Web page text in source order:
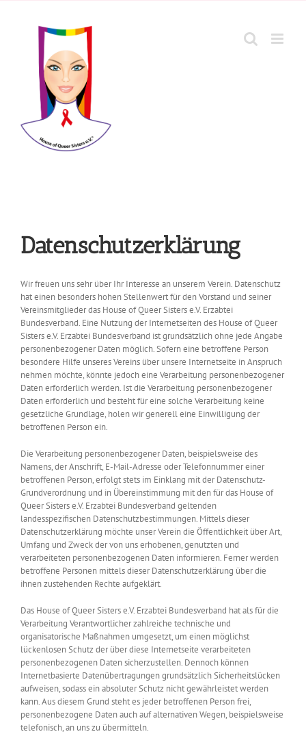
Datenschutzerklärung
Wir freuen uns sehr über Ihr Interesse an unserem Verein. Datenschutz
hat einen besonders hohen Stellenwert für den Vorstand und seiner
Vereinsmitglieder das House of Queer Sisters e.V. Erzabtei
Bundesverband. Eine Nutzung der Internetseiten des House of Queer
Sisters e.V. Erzabtei Bundesverband ist grundsätzlich ohne jede Angabe
personenbezogener Daten möglich. Sofern eine betroffene Person
besondere Hilfe unseres Vereins über unsere Internetseite in Anspruch
nehmen möchte, könnte jedoch eine Verarbeitung personenbezogener
Daten erforderlich werden. Ist die Verarbeitung personenbezogener
Daten erforderlich und besteht für eine solche Verarbeitung keine
gesetzliche Grundlage, holen wir generell eine Einwilligung der
betroffenen Person ein.
Die Verarbeitung personenbezogener Daten, beispielsweise des
Namens, der Anschrift, E-Mail-Adresse oder Telefonnummer einer
betroffenen Person, erfolgt stets im Einklang mit der Datenschutz-
Grundverordnung und in Übereinstimmung mit den für das House of
Queer Sisters e.V. Erzabtei Bundesverband geltenden
landesspezifischen Datenschutzbestimmungen. Mittels dieser
Datenschutzerklärung möchte unser Verein die Öffentlichkeit über Art,
Umfang und Zweck der von uns erhobenen, genutzten und
verarbeiteten personenbezogenen Daten informieren. Ferner werden
betroffene Personen mittels dieser Datenschutzerklärung über die
ihnen zustehenden Rechte aufgeklärt.
Das House of Queer Sisters e.V. Erzabtei Bundesverband hat als für die
Verarbeitung Verantwortlicher zahlreiche technische und
organisatorische Maßnahmen umgesetzt, um einen möglichst
lückenlosen Schutz der über diese Internetseite verarbeiteten
personenbezogenen Daten sicherzustellen. Dennoch können
Internetbasierte Datenübertragungen grundsätzlich Sicherheitslücken
aufweisen, sodass ein absoluter Schutz nicht gewährleistet werden
kann. Aus diesem Grund steht es jeder betroffenen Person frei,
personenbezogene Daten auch auf alternativen Wegen, beispielsweise
telefonisch, an uns zu übermitteln.